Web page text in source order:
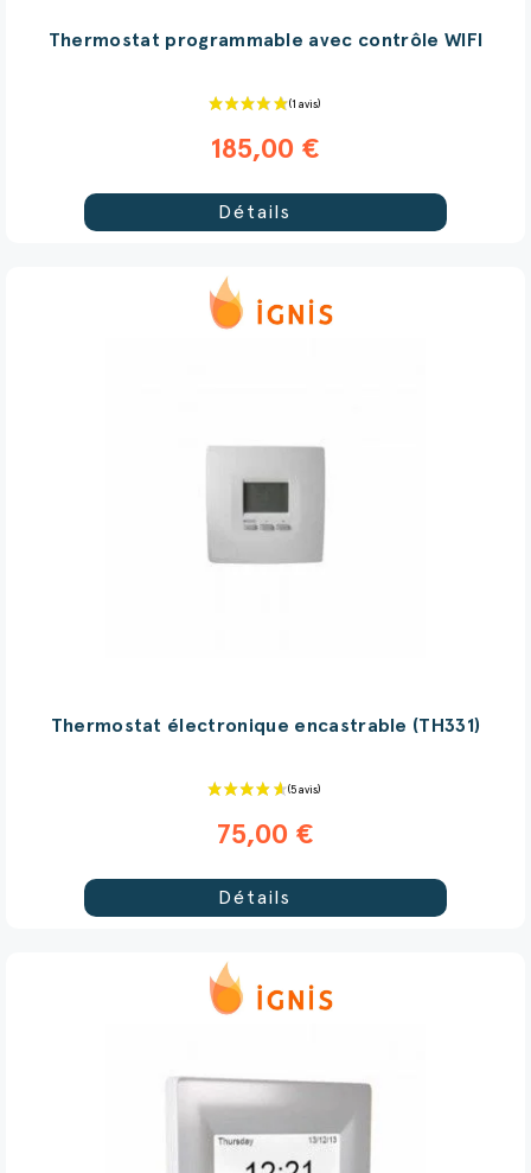
Thermostat programmable avec contrôle WIFI
185,00 €
Détails
Thermostat électronique encastrable (TH331)
75,00 €
Détails